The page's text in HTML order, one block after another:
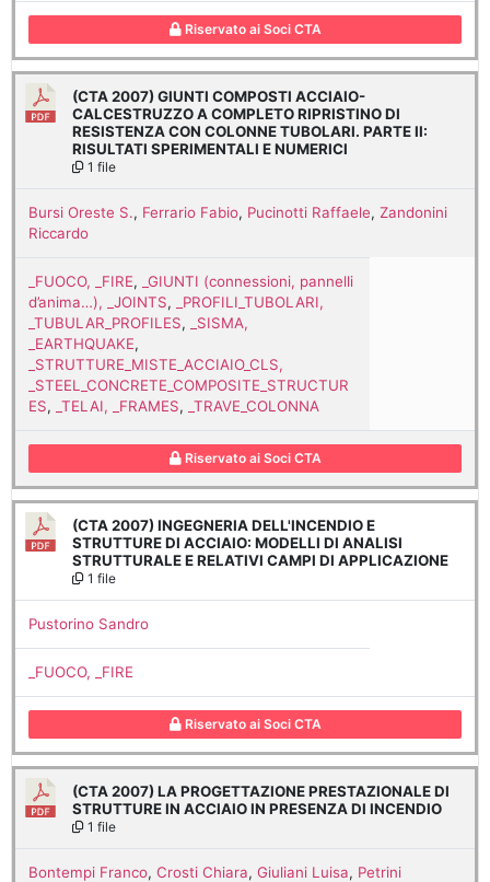
Riservato ai Soci CTA
(CTA 2007) GIUNTI COMPOSTI ACCIAIO-
CALCESTRUZZO A COMPLETO RIPRISTINO DI
RESISTENZA CON COLONNE TUBOLARI. PARTE II:
RISULTATI SPERIMENTALI E NUMERICI
1 file
Bursi Oreste S., Ferrario Fabio, Pucinotti Raffaele, Zandonini
Riccardo
_FUOCO, _FIRE,
_GIUNTI (connessioni, pannelli
d’anima…), _JOINTS,
_PROFILI_TUBOLARI,
_TUBULAR_PROFILES,
_SISMA,
_EARTHQUAKE,
_STRUTTURE_MISTE_ACCIAIO_CLS,
_STEEL_CONCRETE_COMPOSITE_STRUCTUR
ES, _TELAI, _FRAMES, _TRAVE_COLONNA
Riservato ai Soci CTA
(CTA 2007) INGEGNERIA DELL'INCENDIO E
STRUTTURE DI ACCIAIO: MODELLI DI ANALISI
STRUTTURALE E RELATIVI CAMPI DI APPLICAZIONE
1 file
Pustorino Sandro
_FUOCO, _FIRE
Riservato ai Soci CTA
(CTA 2007) LA PROGETTAZIONE PRESTAZIONALE DI
STRUTTURE IN ACCIAIO IN PRESENZA DI INCENDIO
1 file
Bontempi Franco, Crosti Chiara, Giuliani Luisa, Petrini